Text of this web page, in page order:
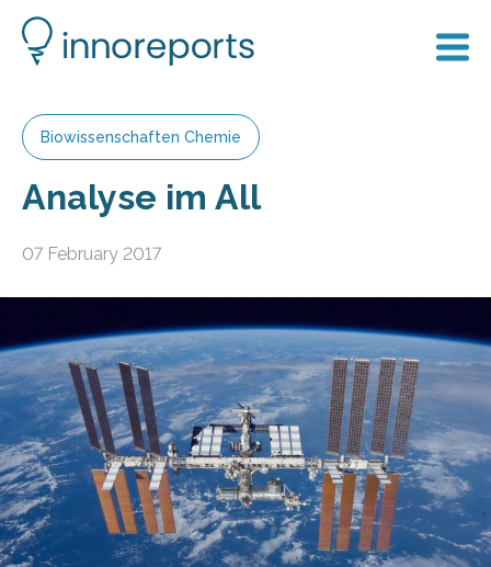
Biowissenschaften Chemie
Analyse im All
07 February 2017